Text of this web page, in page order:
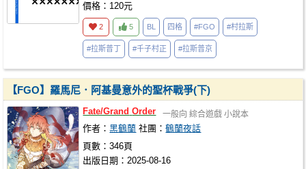
價格：120元
2 5 BL 四格 #FGO #村拉斯
#拉斯普丁 #千子村正 #拉斯普京
【FGO】羅馬尼．阿基曼意外的聖杯戰爭(下)
Fate/Grand Order 一般向 綜合遊戲 小說本
作者：黑鶴蘭 社團：鶴蘭夜話
頁數：346頁
出版日期：2025-08-16